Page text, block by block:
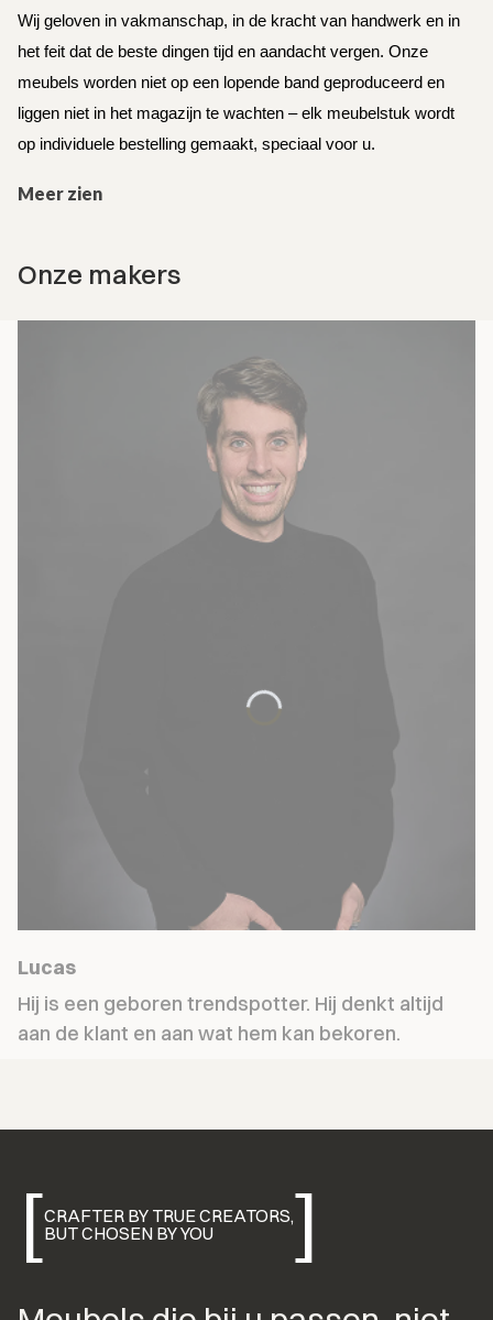
Wij geloven in vakmanschap, in de kracht van handwerk en in
het feit dat de beste dingen tijd en aandacht vergen. Onze
meubels worden niet op een lopende band geproduceerd en
liggen niet in het magazijn te wachten – elk meubelstuk wordt
op individuele bestelling gemaakt, speciaal voor u.
Meer zien
Onze makers
Lucas
Hij is een geboren trendspotter. Hij denkt altijd
aan de klant en aan wat hem kan bekoren.
[CRAFTER BY TRUE CREATORS,
BUT CHOSEN BY YOU
]